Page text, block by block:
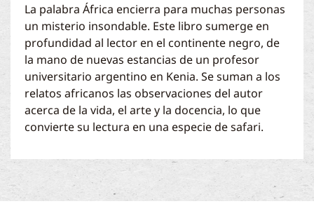
La palabra África encierra para muchas personas
un misterio insondable. Este libro sumerge en
profundidad al lector en el continente negro, de
la mano de nuevas estancias de un profesor
universitario argentino en Kenia. Se suman a los
relatos africanos las observaciones del autor
acerca de la vida, el arte y la docencia, lo que
convierte su lectura en una especie de safari.